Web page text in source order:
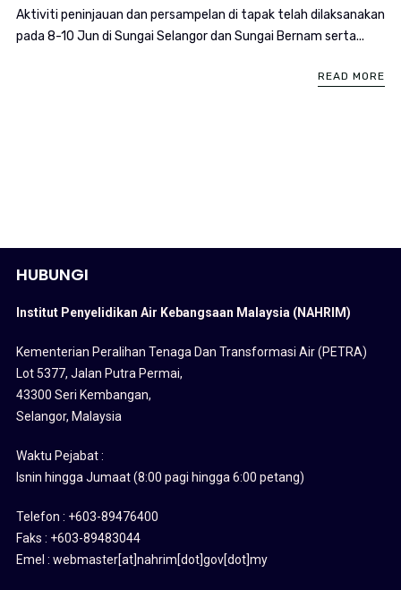
Aktiviti peninjauan dan persampelan di tapak telah dilaksanakan
pada 8-10 Jun di Sungai Selangor dan Sungai Bernam serta...
READ MORE
HUBUNGI
Institut Penyelidikan Air Kebangsaan Malaysia (NAHRIM)
Kementerian Peralihan Tenaga Dan Transformasi Air (PETRA)
Lot 5377, Jalan Putra Permai,
43300 Seri Kembangan,
Selangor, Malaysia
Waktu Pejabat :
Isnin hingga Jumaat (8:00 pagi hingga 6:00 petang)
Telefon : +603-89476400
Faks : +603-89483044
Emel : webmaster[at]nahrim[dot]gov[dot]my